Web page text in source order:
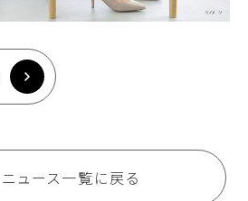
ニュース一覧に戻る